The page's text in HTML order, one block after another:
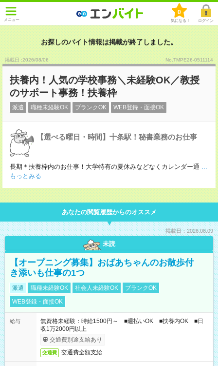
メニュー
0
気になる！ ログイン
お探しのバイト情報は掲載が終了しました。
掲載日 :2026/08/06 No.TMPE26-0511114
扶養内！人気の学校事務＼未経験OK／教授
のサポート事務！扶養枠
派遣 職種未経験OK ブランクOK WEB登録・面接OK
【選べる曜日・時間】十条駅！秘書業務のお仕事
長期＊扶養枠内のお仕事！大学特有の夏休みなどなくカレンダー通 ...
もっとみる
あなたの閲覧履歴からのオススメ
掲載日：2026.08.09
未読
【オープニング募集】おばあちゃんのお散歩付
き添いも仕事の1つ
派遣 職種未経験OK 社会人未経験OK
ブランクOK
WEB登録・面接OK
給与
無資格未経験：時給1500円～ ■週払いOK ■扶養内OK ■日
収1万2000円以上
交通費別途支給あり
交通費 交通費全額支給